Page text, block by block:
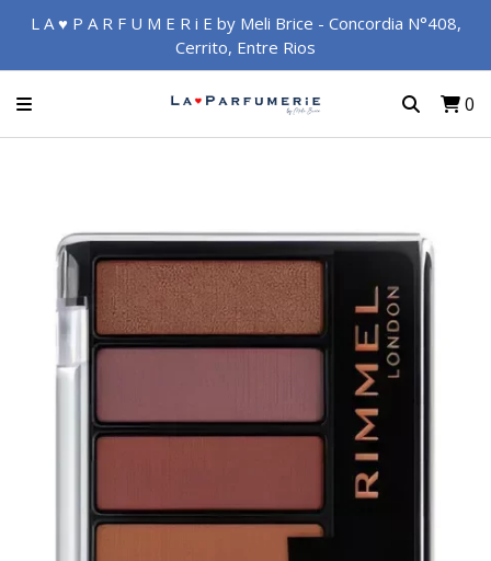
L A ♥ P A R F U M E R i E by Meli Brice - Concordia N°408,
Cerrito, Entre Rios
0